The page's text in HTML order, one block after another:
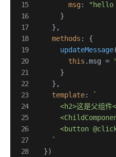
msg :
"hello
      }
    },
methods : {
updateMessage(
this .msg =
      }
    },
template:
`
<h2>这是父组件
<button
    `
  })